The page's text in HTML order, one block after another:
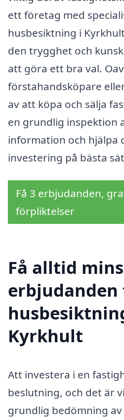
ett företag med
husbesiktning i
den trygghet och
att göra ett bra val.
förstahandsköpare
av att köpa och sälja
en grundlig inspektion
information och hjälpa
investering på bästa
Få 3 erbjudanden,
förpliktelser
Få alltid
erbjudanden
Kyrkhult
Att investera i en
beslutning, och det är
grundlig bedömning